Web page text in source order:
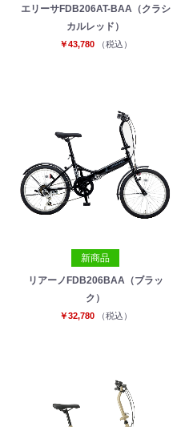
エリーサFDB206AT-BAA（クラシ
カルレッド）
￥43,780 （税込）
新商品
リアーノFDB206BAA（ブラッ
ク）
￥32,780 （税込）